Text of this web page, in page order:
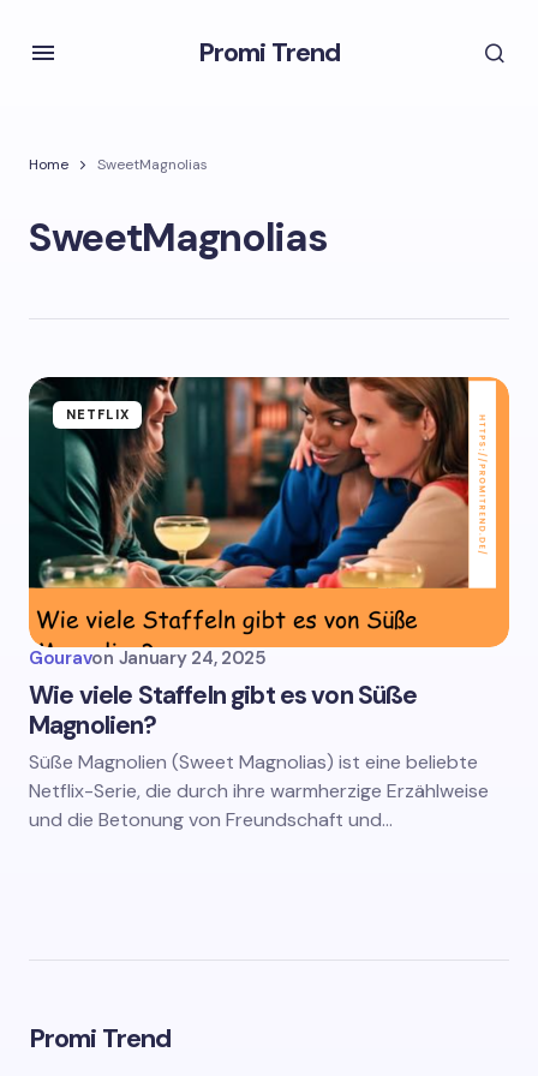
Promi Trend
Home SweetMagnolias
SweetMagnolias
NETFLIX
Gouravon January 24, 2025
Wie viele Staffeln gibt es von Süße
Magnolien?
Süße Magnolien (Sweet Magnolias) ist eine beliebte
Netflix-Serie, die durch ihre warmherzige Erzählweise
und die Betonung von Freundschaft und…
Promi Trend